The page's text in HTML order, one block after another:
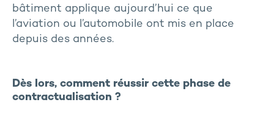
bâtiment applique aujourd’hui ce que
l’aviation ou l’automobile ont mis en place
depuis des années.
Dès lors, comment réussir cette phase de
contractualisation ?